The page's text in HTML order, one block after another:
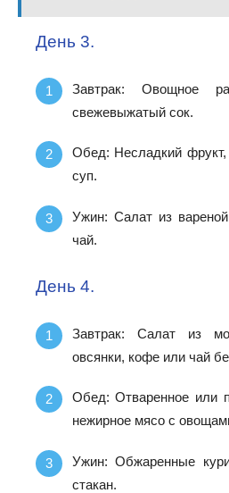
День 3.
Завтрак: Овощное
свежевыжатый сок.
Обед: Несладкий
суп.
Ужин: Салат из
чай.
День 4.
Завтрак: Салат из
овсянки, кофе или чай
Обед: Отваренное или
нежирное мясо с
Ужин: Обжаренные
стакан.